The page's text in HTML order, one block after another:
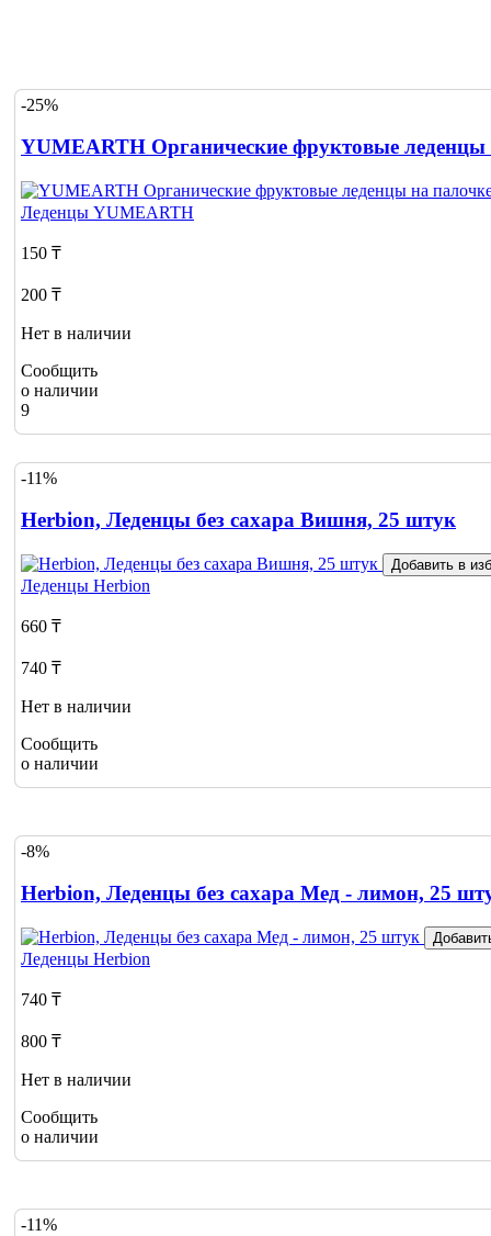
-25%
YUMEARTH Органические фруктовые
Леденцы YUMEARTH
150 ₸
200 ₸
Нет в наличии
Сообщить
о наличии
9
-11%
Herbion, Леденцы без сахара Вишня, 25 штук
Добавить в
Леденцы Herbion
660 ₸
740 ₸
Нет в наличии
Сообщить
о наличии
-8%
Herbion, Леденцы без сахара Мед - лимон, 25
Леденцы Herbion
740 ₸
800 ₸
Нет в наличии
Сообщить
о наличии
-11%